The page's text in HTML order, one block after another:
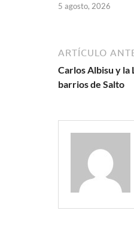
5 agosto, 2026
ARTÍCULO
Carlos Albisu y la
barrios de Salto